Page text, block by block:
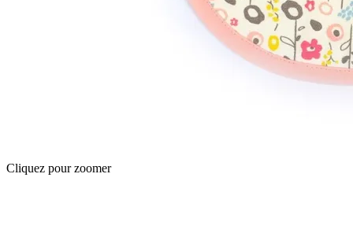
Cliquez pour zoomer